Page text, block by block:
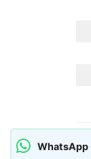
WhatsApp